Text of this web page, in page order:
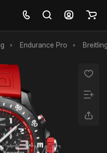
Endurance Pro